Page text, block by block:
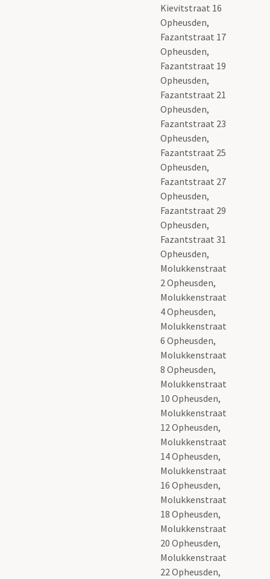
Kievitstraat 16
Opheusden,
Fazantstraat 17
Opheusden,
Fazantstraat 19
Opheusden,
Fazantstraat 21
Opheusden,
Fazantstraat 23
Opheusden,
Fazantstraat 25
Opheusden,
Fazantstraat 27
Opheusden,
Fazantstraat 29
Opheusden,
Fazantstraat 31
Opheusden,
Molukkenstraat
2 Opheusden,
Molukkenstraat
4 Opheusden,
Molukkenstraat
6 Opheusden,
Molukkenstraat
8 Opheusden,
Molukkenstraat
10 Opheusden,
Molukkenstraat
12 Opheusden,
Molukkenstraat
14 Opheusden,
Molukkenstraat
16 Opheusden,
Molukkenstraat
18 Opheusden,
Molukkenstraat
20 Opheusden,
Molukkenstraat
22 Opheusden,